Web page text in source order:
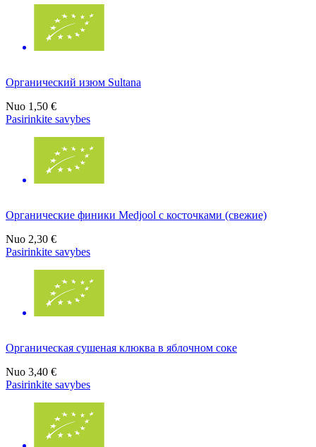
Органический изюм Sultana
Nuo 1,50 €
Pasirinkite savybes
Органические финики Medjool с косточками (свежие)
Nuo 2,30 €
Pasirinkite savybes
Органическая сушеная клюква в яблочном соке
Nuo 3,40 €
Pasirinkite savybes